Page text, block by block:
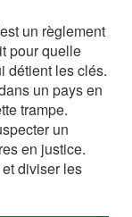
un règlement
pour quelle
détient les clés.
un pays en
trampe.
un
en justice.
diviser les